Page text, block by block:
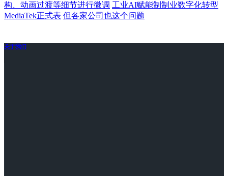
构、动画过渡等细节进行微调 工业AI赋能制制业数字化转型
MediaTek正式表 但各家公司也这个问题
关于我们